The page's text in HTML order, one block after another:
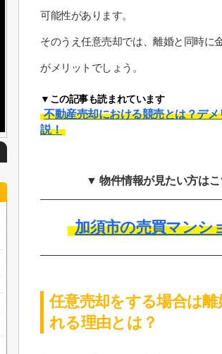
可能性があります。
そのうえ任意売却では、離婚と同時に
がメリットでしょう。
▼この記事も読まれています
不動産売却における競売とは？デ
説！
▼ 物件情報が見たい方は
加須市の売買マンシ
任意売却をする場合は
れる理由とは？